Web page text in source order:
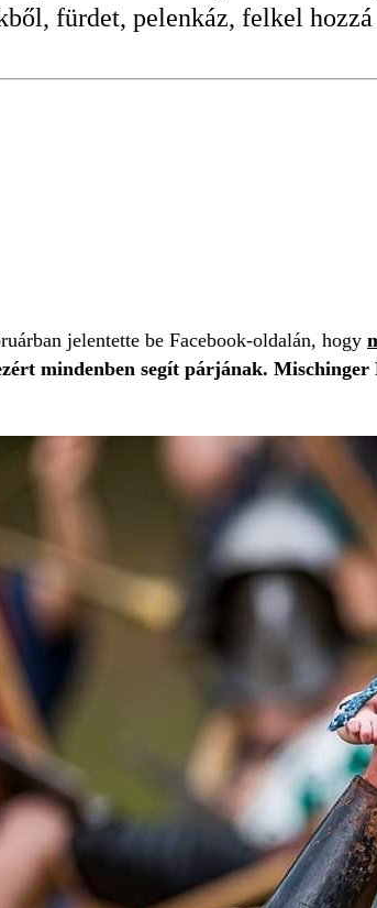
fürdet, pelenkáz, felkel hozzá
jelentette be Facebook-oldalán, hogy
mindenben segít párjának.